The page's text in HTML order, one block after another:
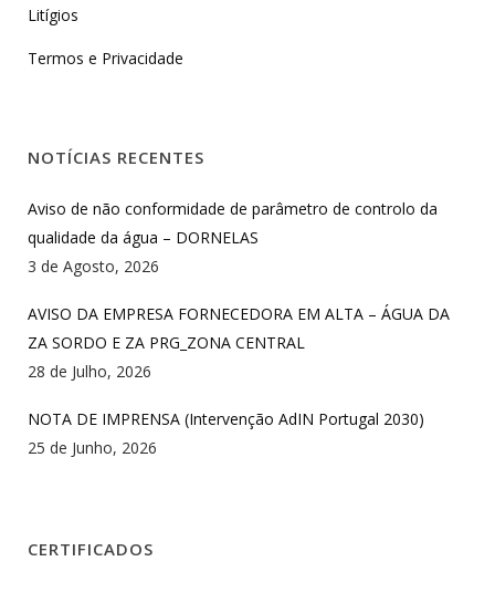
Litígios
Termos e Privacidade
NOTÍCIAS RECENTES
Aviso de não conformidade de parâmetro de controlo da
qualidade da água – DORNELAS
3 de Agosto, 2026
AVISO DA EMPRESA FORNECEDORA EM ALTA – ÁGUA DA
ZA SORDO E ZA PRG_ZONA CENTRAL
28 de Julho, 2026
NOTA DE IMPRENSA (Intervenção AdIN Portugal 2030)
25 de Junho, 2026
CERTIFICADOS